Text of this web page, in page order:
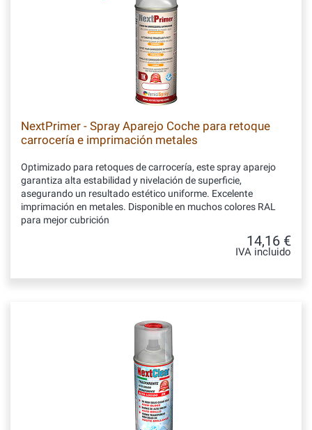
NextPrimer - Spray Aparejo Coche para retoque
carrocería e imprimación metales
Optimizado para retoques de carrocería, este spray aparejo
garantiza alta estabilidad y nivelación de superficie,
asegurando un resultado estético uniforme. Excelente
imprimación en metales. Disponible en muchos colores RAL
para mejor cubrición
14,16 €
IVA incluido